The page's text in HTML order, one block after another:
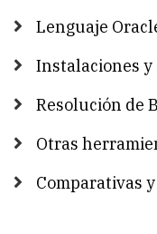
Lenguaje
Instalaciones y
Resolución de
Otras
Comparativas